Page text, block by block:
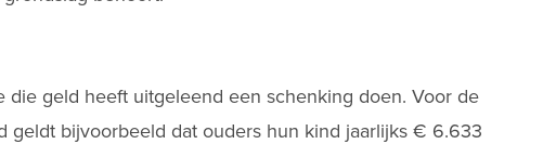
die geld heeft uitgeleend een schenking doen. Voor de
geldt bijvoorbeeld dat ouders hun kind jaarlijks € 6.633